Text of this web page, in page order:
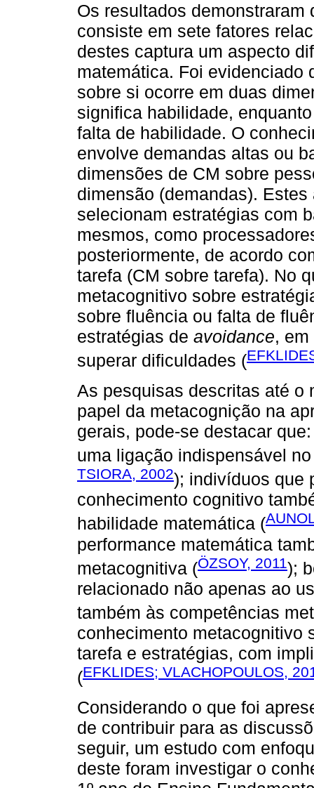
Os resultados
consiste em sete fatores
destes captura um aspecto
matemática. Foi evidenciado
sobre si ocorre em duas
significa habilidade,
falta de habilidade. O
envolve demandas altas ou
dimensões de CM sobre
dimensão (demandas).
selecionam estratégias com
mesmos, como
posteriormente, de acordo
tarefa (CM sobre tarefa). No
metacognitivo sobre
sobre fluência ou falta de
estratégias de avoidance,
superar dificuldades (
As pesquisas descritas até o
papel da metacognição na
gerais, pode-se destacar
uma ligação indispensável
TSIORA, 2002); indivíduos que
conhecimento cognitivo
habilidade matemática (
performance matemática
metacognitiva (ÖZSOY, 2011);
relacionado não apenas ao
também às competências
conhecimento metacognitivo
tarefa e estratégias, com
(EFKLIDES; VLACHOPOULOS,
Considerando o que foi
de contribuir para as
seguir, um estudo com
deste foram investigar o